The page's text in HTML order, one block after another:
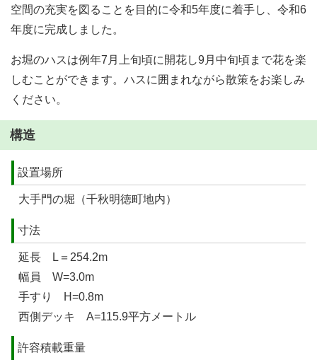
空間の充実を図ることを目的に令和5年度に着手し、令和6
年度に完成しました。
お堀のハスは例年7月上旬頃に開花し9月中旬頃まで花を楽
しむことができます。ハスに囲まれながら散策をお楽しみ
ください。
構造
設置場所
大手門の堀（千秋明徳町地内）
寸法
延長 L＝254.2m
幅員 W=3.0m
手すり H=0.8m
西側デッキ A=115.9平方メートル
許容積載重量